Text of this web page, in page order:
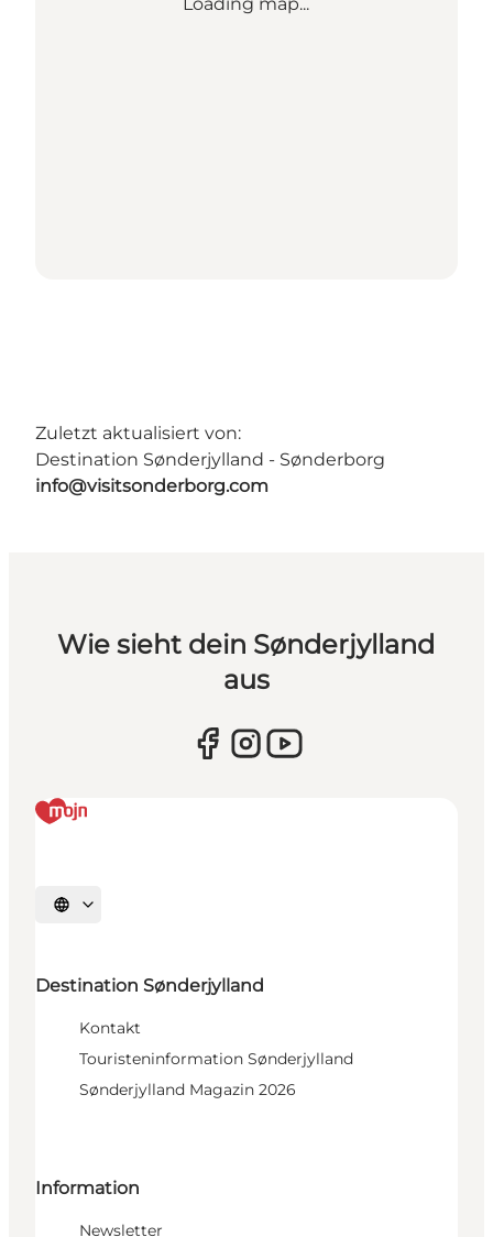
Loading map...
Zuletzt aktualisiert von:
Destination Sønderjylland - Sønderborg
info@visitsonderborg.com
Wie sieht dein Sønderjylland
aus
Sprache auswählen
Destination Sønderjylland
Kontakt
Touristeninformation Sønderjylland
Sønderjylland Magazin 2026
Information
Newsletter